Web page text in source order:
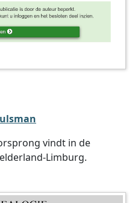
vindt in de
Limburg.